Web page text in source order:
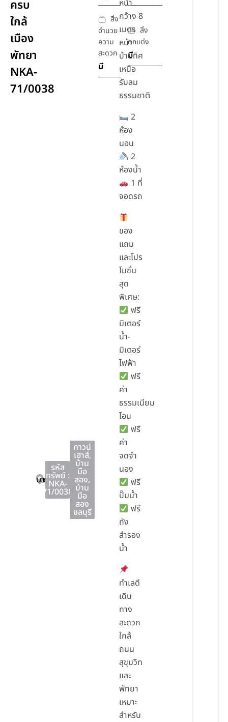
ครบ
ใกล้
เมือง
พัทยา
NKA-
71/0038
บางละมุง
บางละมุง
ชลบุรี
รหัส
ทรัพย์ :
NKA-
71/0038
ทาวน์
เฮาส์,
บ้าน
มือ
สอง,
บ้าน
มือ
สอง
ชลบุรี
สิ่ง
อำนวย
ความ
สะดวก
มี
สิ่ง
ตกแต่ง
มี
หน้า
กว้าง 8
เมตร
หน้า
บ้านทิศ
เหนือ
รับลม
ธรรมชาติ
2
ห้อง
นอน
2
ห้องน้ำ
1 ที่
จอดรถ
ของ
แถม
และโปร
โมชั่น
สุด
พิเศษ:
ฟรี
มิเตอร์
น้ำ-
มิเตอร์
ไฟฟ้า
ฟรี
ค่า
ธรรมเนียม
โอน
ฟรี
ค่า
จดจำ
นอง
ฟรี
ปั๊มน้ำ
ฟรี
ถัง
สำรอง
น้ำ
ทำเลดี
เดิน
ทาง
สะดวก
ใกล้
ถนน
สุขุมวิท
และ
พัทยา
เหมาะ
สำหรับ